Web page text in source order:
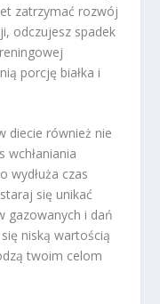
zatrzymać rozwój
odczujesz spadek
porcję białka i
diecie również nie
wchłaniania
wydłuża czas
się unikać
gazowanych i dań
niską wartością
twoim celom